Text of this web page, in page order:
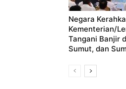
Negara
Kementerian/
Tangani Banjir
Sumut, dan